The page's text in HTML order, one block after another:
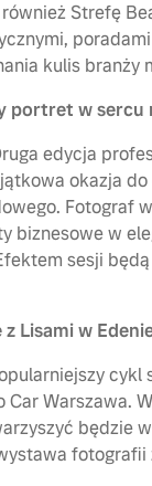
Strefę
kulis branży
portret w sercu
edycja
okazja
Fotograf
biznesowe w
sesji
Lisami w
cykl
Car Warszawa.
będzie
fotografii